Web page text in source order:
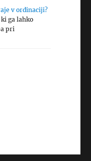
v ordinaciji?
ga lahko
pri